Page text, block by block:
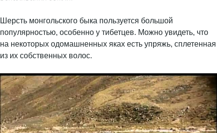
Шерсть монгольского быка пользуется большой
популярностью, особенно у тибетцев. Можно увидеть, что
на некоторых одомашненных яках есть упряжь, сплетенная
из их собственных волос.